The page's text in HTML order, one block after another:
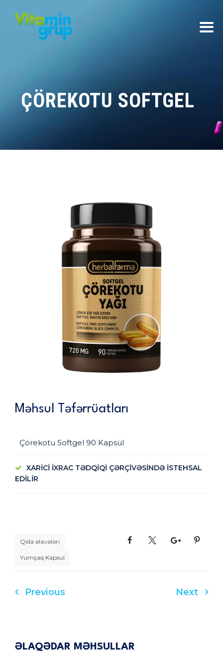
ÇÖREKOTU SOFTGEL
Məhsul Təfərrüatları
Çörekotu Softgel 90 Kapsül
XARİCİ İXRAC TƏDQİQİ ÇƏRÇİVƏSİNDƏ İSTEHSAL
EDİLİR
Qida əlavələri
Yumşaq Kapsul
Yazı
Previous Next
ƏLAQƏDAR MƏHSULLAR